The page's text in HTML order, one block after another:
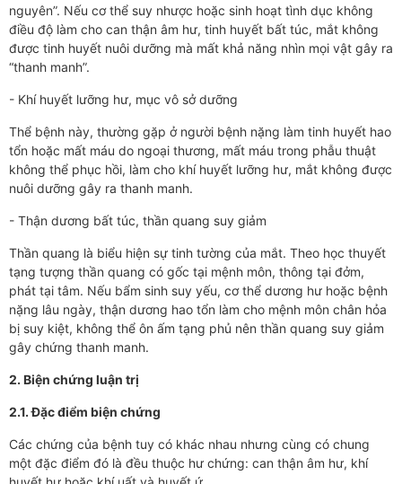
nguyên”. Nếu cơ thể suy nhược hoặc sinh hoạt tình dục không
điều độ làm cho can thận âm hư, tinh huyết bất túc, mắt không
được tinh huyết nuôi dưỡng mà mất khả năng nhìn mọi vật gây ra
“thanh manh”.
- Khí huyết lưỡng hư, mục vô sở dưỡng
Thể bệnh này, thường gặp ở người bệnh nặng làm tinh huyết hao
tổn hoặc mất máu do ngoại thương, mất máu trong phẫu thuật
không thể phục hồi, làm cho khí huyết lưỡng hư, mắt không được
nuôi dưỡng gây ra thanh manh.
- Thận dương bất túc, thần quang suy giảm
Thần quang là biểu hiện sự tinh tường của mắt. Theo học thuyết
tạng tượng thần quang có gốc tại mệnh môn, thông tại đởm,
phát tại tâm. Nếu bẩm sinh suy yếu, cơ thể dương hư hoặc bệnh
nặng lâu ngày, thận dương hao tổn làm cho mệnh môn chân hỏa
bị suy kiệt, không thể ôn ấm tạng phủ nên thần quang suy giảm
gây chứng thanh manh.
2. Biện chứng luận trị
2.1. Đặc điểm biện chứng
Các chứng của bệnh tuy có khác nhau nhưng cùng có chung
một đặc điểm đó là đều thuộc hư chứng: can thận âm hư, khí